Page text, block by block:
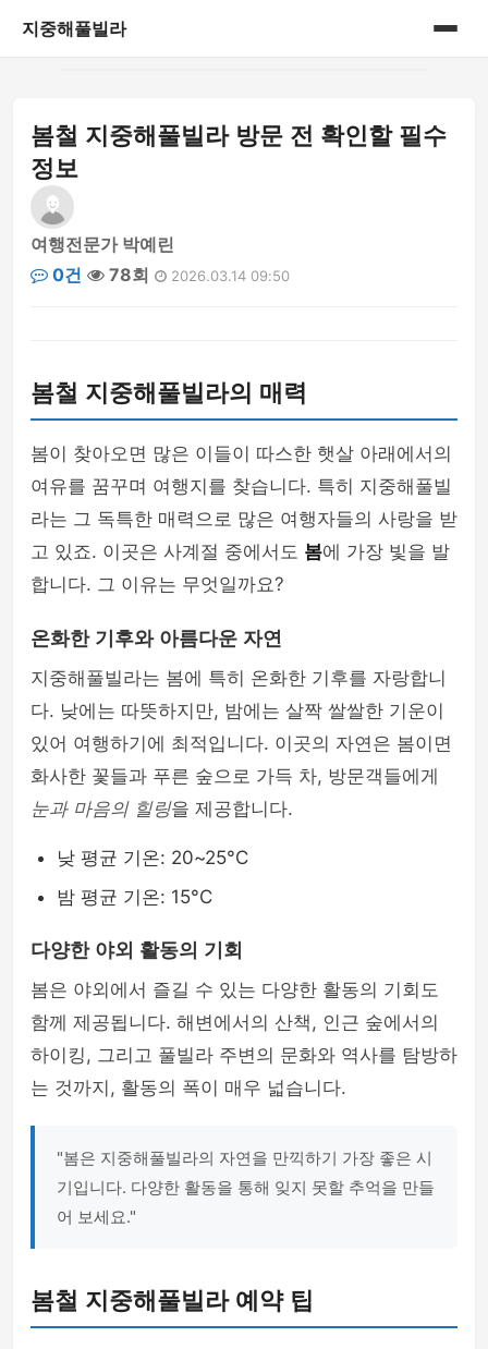
지중해풀빌라
게시판
봄철 지중해풀빌라 방문 전 확인할 필수
정보
여행전문가 박예린
0건
78회 2026.03.14 09:50
봄철 지중해풀빌라의 매력
봄이 찾아오면 많은 이들이 따스한 햇살 아래에서의
여유를 꿈꾸며 여행지를 찾습니다. 특히 지중해풀빌
라는 그 독특한 매력으로 많은 여행자들의 사랑을 받
고 있죠. 이곳은 사계절 중에서도 봄에 가장 빛을 발
합니다. 그 이유는 무엇일까요?
온화한 기후와 아름다운 자연
지중해풀빌라는 봄에 특히 온화한 기후를 자랑합니
다. 낮에는 따뜻하지만, 밤에는 살짝 쌀쌀한 기운이
있어 여행하기에 최적입니다. 이곳의 자연은 봄이면
화사한 꽃들과 푸른 숲으로 가득 차, 방문객들에게
눈과 마음의 힐링을 제공합니다.
낮 평균 기온: 20~25°C
밤 평균 기온: 15°C
다양한 야외 활동의 기회
봄은 야외에서 즐길 수 있는 다양한 활동의 기회도
함께 제공됩니다. 해변에서의 산책, 인근 숲에서의
하이킹, 그리고 풀빌라 주변의 문화와 역사를 탐방하
는 것까지, 활동의 폭이 매우 넓습니다.
"봄은 지중해풀빌라의 자연을 만끽하기 가장 좋은 시
기입니다. 다양한 활동을 통해 잊지 못할 추억을 만들
어 보세요."
봄철 지중해풀빌라 예약 팁